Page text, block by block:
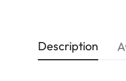
Description